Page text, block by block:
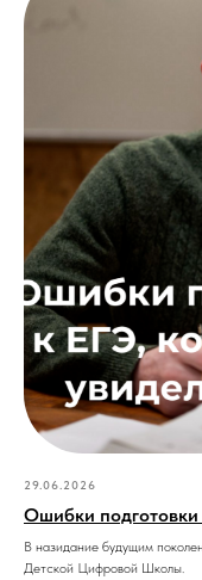
29.06.2026
Ошибки подготовки
В назидание будущим
Детской Цифровой Школы.